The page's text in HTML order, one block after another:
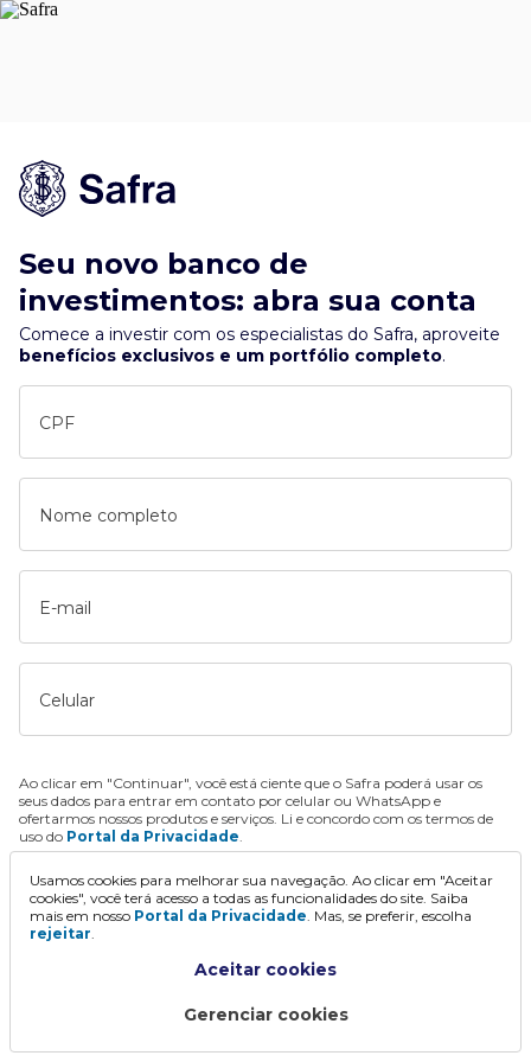
Seu novo banco de
investimentos: abra sua conta
Comece a investir com os especialistas do Safra, aproveite
benefícios exclusivos e um portfólio completo.
CPF
Nome completo
E-mail
Celular
Ao clicar em "Continuar", você está ciente que o Safra poderá usar os
seus dados para entrar em contato por celular ou WhatsApp e
ofertarmos nossos produtos e serviços. Li e concordo com os termos de
uso do Portal da Privacidade.
Continuar
Usamos cookies para melhorar sua navegação. Ao clicar em "Aceitar
cookies", você terá acesso a todas as funcionalidades do site. Saiba
mais em nosso Portal da Privacidade. Mas, se preferir, escolha
rejeitar.
Aceitar cookies
Gerenciar cookies